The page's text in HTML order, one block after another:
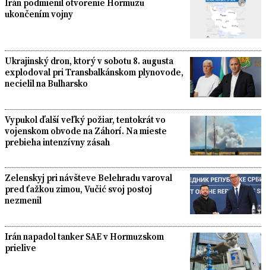
Irán podmienil otvorenie Hormuzu
ukončením vojny
Ukrajinský dron, ktorý v sobotu 8. augusta
explodoval pri Transbalkánskom plynovode,
necielil na Bulharsko
Vypukol ďalší veľký požiar, tentokrát vo
vojenskom obvode na Záhorí. Na mieste
prebieha intenzívny zásah
Zelenskyj pri návšteve Belehradu varoval
pred ťažkou zimou, Vučić svoj postoj
nezmenil
Irán napadol tanker SAE v Hormuzskom
prielive